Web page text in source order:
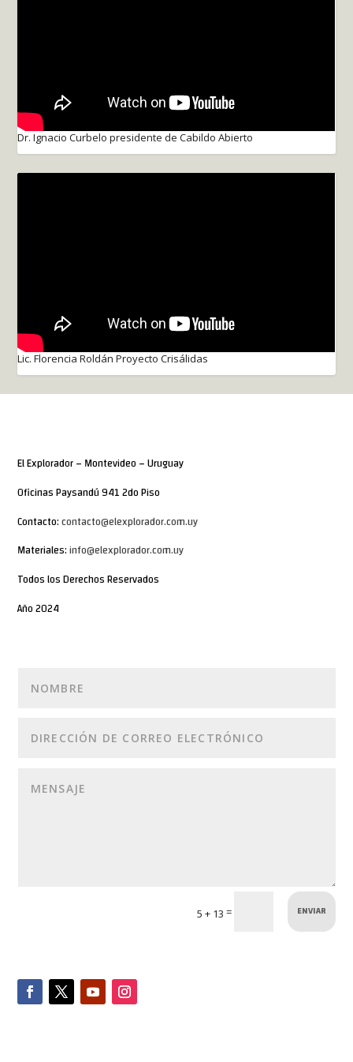
Dr. Ignacio Curbelo presidente de Cabildo Abierto
Lic. Florencia Roldán Proyecto Crisálidas
El Explorador – Montevideo – Uruguay
Oficinas Paysandú 941 2do Piso
Contacto:contacto@elexplorador.com.uy
Materiales:info@elexplorador.com.uy
Todos los Derechos Reservados
Año 2024
5 + 13 = ENVIAR